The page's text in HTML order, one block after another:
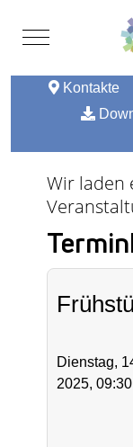
Mobile Menu
Kontakte
Wir laden
Dienstag,
2025,